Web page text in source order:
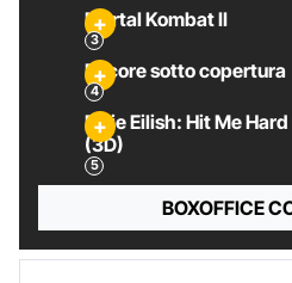
Mortal Kombat II
Pecore sotto copertura
Billie Eilish: Hit Me
(3D)
BOXOFFICE